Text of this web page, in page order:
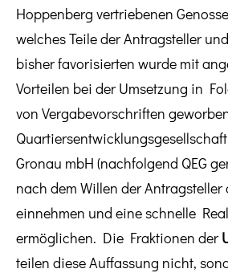
Hoppenberg vertriebenen
welches Teile der Antragsteller
bisher favorisierten wurde mit
Vorteilen bei der Umsetzung in
von Vergabevorschriften
Gronau mbH (nachfolgend QEG
nach dem Willen der
einnehmen und eine schnelle
ermöglichen. Die Fraktionen der
teilen diese Auffassung nicht,